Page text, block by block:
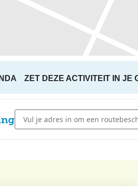
ZET DEZE ACTIVITEIT IN JE
Address - Kom Tot Rust Moment